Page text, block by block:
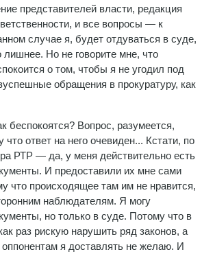
представителей власти, редакция
и все вопросы — к
случае я, будет отдуваться в суде,
лишнее. Но не говорите мне, что
о том, чтобы я не угодил под
обращения в прокуратуру, как
беспокоятся? Вопрос, разумеется,
что ответ на него очевиден... Кстати, по
РТР — да, у меня действительно есть
И предоставили их мне сами
что происходящее там им не нравится,
наблюдателям. Я могу
но только в суде. Потому что в
раз рискую нарушить ряд законов, а
оппонентам я доставлять не желаю. И